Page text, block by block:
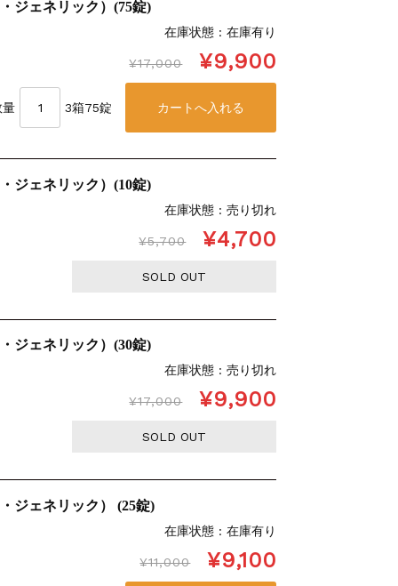
ジェネリック）(75錠)
在庫状態 : 在庫有り
¥17,000 ¥9,900
量 3箱75錠
ジェネリック）(10錠)
在庫状態 : 売り切れ
¥5,700 ¥4,700
SOLD OUT
ジェネリック）(30錠)
在庫状態 : 売り切れ
¥17,000 ¥9,900
SOLD OUT
ジェネリック） (25錠)
在庫状態 : 在庫有り
¥11,000 ¥9,100